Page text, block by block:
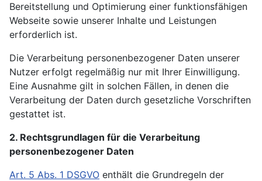
Bereitstellung und Optimierung einer funktionsfähigen
Webseite sowie unserer Inhalte und Leistungen
erforderlich ist.
Die Verarbeitung personenbezogener Daten unserer
Nutzer erfolgt regelmäßig nur mit Ihrer Einwilligung.
Eine Ausnahme gilt in solchen Fällen, in denen die
Verarbeitung der Daten durch gesetzliche Vorschriften
gestattet ist.
2. Rechtsgrundlagen für die Verarbeitung
personenbezogener Daten
Art. 5 Abs. 1 DSGVO enthält die Grundregeln der